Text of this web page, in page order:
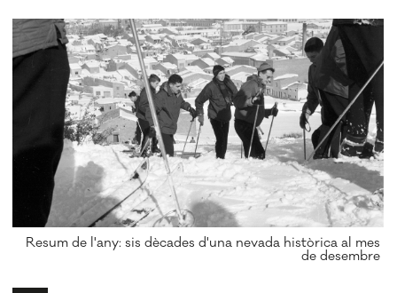
Resum de l'any: sis dècades d'una nevada històrica al mes
de desembre